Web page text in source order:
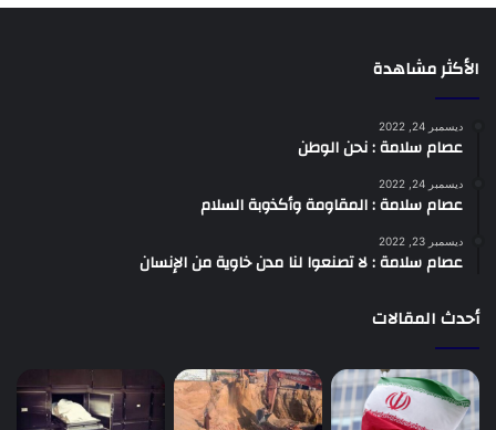
الأكثر مشاهدة
ديسمبر 24, 2022
عصام سلامة : نحن الوطن
ديسمبر 24, 2022
عصام سلامة : المقاومة وأكذوبة السلام
ديسمبر 23, 2022
عصام سلامة : لا تصنعوا لنا مدن خاوية من الإنسان
أحدث المقالات